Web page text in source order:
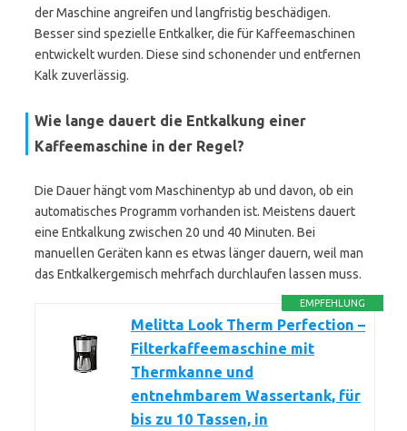
der Maschine angreifen und langfristig beschädigen.
Besser sind spezielle Entkalker, die für Kaffeemaschinen
entwickelt wurden. Diese sind schonender und entfernen
Kalk zuverlässig.
Wie lange dauert die Entkalkung einer
Kaffeemaschine in der Regel?
Die Dauer hängt vom Maschinentyp ab und davon, ob ein
automatisches Programm vorhanden ist. Meistens dauert
eine Entkalkung zwischen 20 und 40 Minuten. Bei
manuellen Geräten kann es etwas länger dauern, weil man
das Entkalkergemisch mehrfach durchlaufen lassen muss.
EMPFEHLUNG
Melitta Look Therm Perfection –
Filterkaffeemaschine mit
Thermkanne und
entnehmbarem Wassertank, für
bis zu 10 Tassen, in